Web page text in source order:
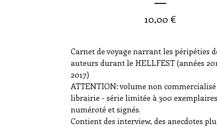
10,00 €
Carnet de voyage narrant les péripéties
auteurs durant le HELLFEST (années
2017)
ATTENTION: volume non commercialisé
librairie - série limitée à 300 exemplaires
numéroté et signés.
Contient des interview, des anecdotes